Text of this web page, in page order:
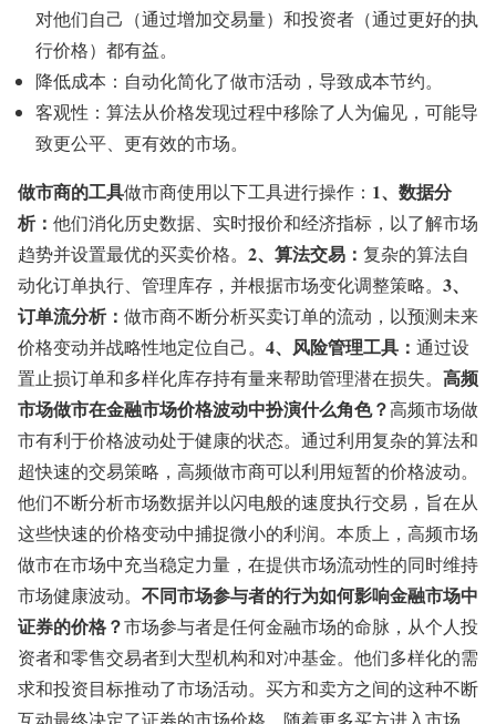
对他们自己（通过增加交易量）和投资者（通过更好的执
行价格）都有益。
降低成本：自动化简化了做市活动，导致成本节约。
客观性：算法从价格发现过程中移除了人为偏见，可能导
致更公平、更有效的市场。
做市商的工具做市商使用以下工具进行操作： 1、数据分
析： 他们消化历史数据、实时报价和经济指标，以了解市场
趋势并设置最优的买卖价格。 2、算法交易： 复杂的算法自
动化订单执行、管理库存，并根据市场变化调整策略。 3、
订单流分析： 做市商不断分析买卖订单的流动，以预测未来
价格变动并战略性地定位自己。 4、风险管理工具： 通过设
置止损订单和多样化库存持有量来帮助管理潜在损失。 高频
市场做市在金融市场价格波动中扮演什么角色？高频市场做
市有利于价格波动处于健康的状态。通过利用复杂的算法和
超快速的交易策略，高频做市商可以利用短暂的价格波动。
他们不断分析市场数据并以闪电般的速度执行交易，旨在从
这些快速的价格变动中捕捉微小的利润。本质上，高频市场
做市在市场中充当稳定力量，在提供市场流动性的同时维持
市场健康波动。 不同市场参与者的行为如何影响金融市场中
证券的价格？市场参与者是任何金融市场的命脉，从个人投
资者和零售交易者到大型机构和对冲基金。他们多样化的需
求和投资目标推动了市场活动。买方和卖方之间的这种不断
互动最终决定了证券的市场价格。随着更多买方进入市场，